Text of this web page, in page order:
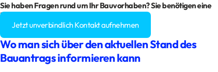
Sie haben Fragen rund um IhrBauvorhaben? Sie benötigen eine
Baugenehmigung?
Jetzt unverbindlich Kontakt aufnehmen
Wo man sich über den aktuellen Stand des
Bauantrags informieren kann